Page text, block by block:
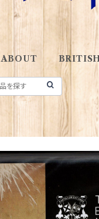
ABOUT